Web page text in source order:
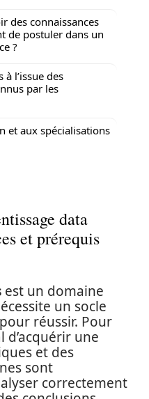
des connaissances
de postuler dans un
?
l’issue des
par les
et aux spécialisations
data
et prérequis
est un domaine
un socle
réussir. Pour
d’acquérir une
et des
sont
correctement